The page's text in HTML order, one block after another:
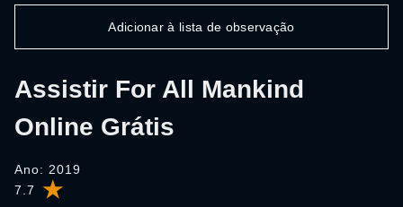
7.7
Assistir For All Mankind
Online Grátis
Ano: 2019
Adicionar à lista de observação